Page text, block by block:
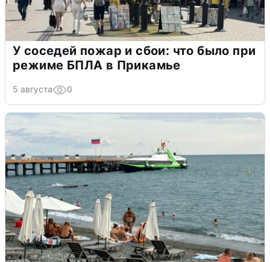
У соседей пожар и сбои: что было при
режиме БПЛА в Прикамье
5 августа 0